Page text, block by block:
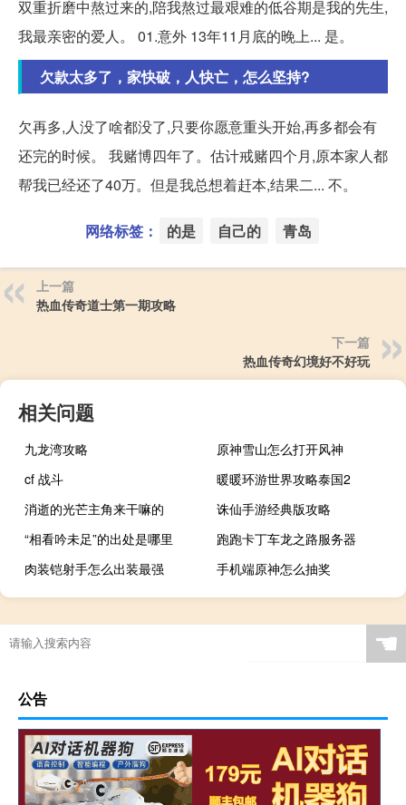
双重折磨中熬过来的,陪我熬过最艰难的低谷期是我的先生,
我最亲密的爱人。 01.意外 13年11月底的晚上... 是。
欠款太多了，家快破，人快亡，怎么坚持?
欠再多,人没了啥都没了,只要你愿意重头开始,再多都会有
还完的时候。 我赌博四年了。估计戒赌四个月,原本家人都
帮我已经还了40万。但是我总想着赶本,结果二... 不。
网络标签： 的是 自己的 青岛
上一篇
热血传奇道士第一期攻略
下一篇
热血传奇幻境好不好玩
相关问题
九龙湾攻略
原神雪山怎么打开风神
cf 战斗
暖暖环游世界攻略泰国2
消逝的光芒主角来干嘛的
诛仙手游经典版攻略
“相看吟未足”的出处是哪里
跑跑卡丁车龙之路服务器
肉装铠射手怎么出装最强
手机端原神怎么抽奖
☚
公告